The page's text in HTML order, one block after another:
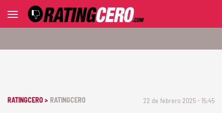
RATINGCERO > RATINGCERO 22 de febrero 2025 - 15:45